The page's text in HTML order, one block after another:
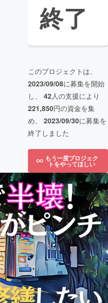
終了
このプロジェクトは、
2023/09/08に募集を開始
し、 42人の支援により
221,850円の資金を集
め、 2023/09/30に募集を
終了しました
もう一度プロジェク
トをやってほしい